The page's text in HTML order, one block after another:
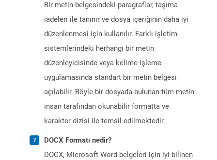
Bir metin belgesindeki paragraflar, taşıma
iadeleri ile tanınır ve dosya içeriğinin daha iyi
düzenlenmesi için kullanılır. Farklı işletim
sistemlerindeki herhangi bir metin
düzenleyicisinde veya kelime işleme
uygulamasında standart bir metin belgesi
açılabilir. Böyle bir dosyada bulunan tüm metin
insan tarafından okunabilir formatta ve
karakter dizisi ile temsil edilmektedir.
DOCX Formatı nedir?
DOCX, Microsoft Word belgeleri için iyi bilinen